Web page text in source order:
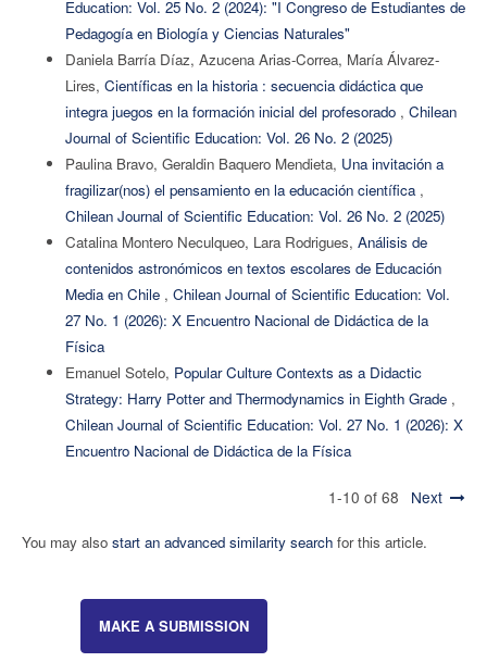
Education: Vol. 25 No. 2 (2024): "I Congreso de Estudiantes de
Pedagogía en Biología y Ciencias Naturales"
Daniela Barría Díaz, Azucena Arias-Correa, María Álvarez-
Lires, Científicas en la historia : secuencia didáctica que
integra juegos en la formación inicial del profesorado , Chilean
Journal of Scientific Education: Vol. 26 No. 2 (2025)
Paulina Bravo, Geraldin Baquero Mendieta, Una invitación a
fragilizar(nos) el pensamiento en la educación científica ,
Chilean Journal of Scientific Education: Vol. 26 No. 2 (2025)
Catalina Montero Neculqueo, Lara Rodrigues, Análisis de
contenidos astronómicos en textos escolares de Educación
Media en Chile , Chilean Journal of Scientific Education: Vol.
27 No. 1 (2026): X Encuentro Nacional de Didáctica de la
Física
Emanuel Sotelo, Popular Culture Contexts as a Didactic
Strategy: Harry Potter and Thermodynamics in Eighth Grade ,
Chilean Journal of Scientific Education: Vol. 27 No. 1 (2026): X
Encuentro Nacional de Didáctica de la Física
1-10 of 68 Next
You may also start an advanced similarity searchfor this article.
MAKE A SUBMISSION